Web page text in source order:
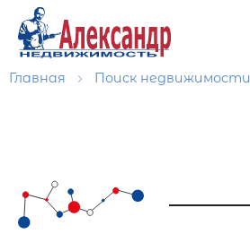
Главная Поиск недвижимости